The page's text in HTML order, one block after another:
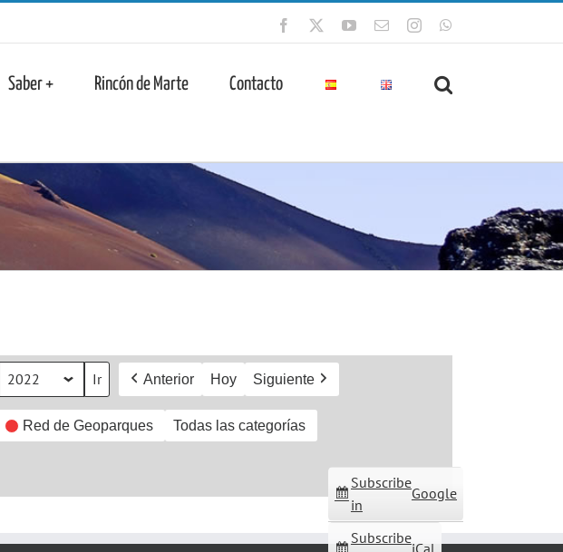
Facebook YouTube
CorreoInstagram
Saber + Rincón de Marte Contacto
Anterior Hoy Siguiente
Red de Geoparques Todas las categorías
Subscribe
in
Google
Subscribe